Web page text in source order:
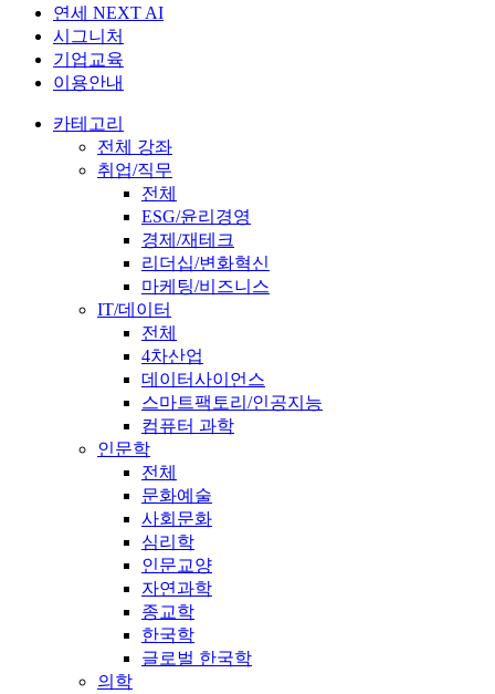
연세 NEXT AI
시그니처
기업교육
이용안내
카테고리
전체 강좌
취업/직무
전체
ESG/윤리경영
경제/재테크
리더십/변화혁신
마케팅/비즈니스
IT/데이터
전체
4차산업
데이터사이언스
스마트팩토리/인공지능
컴퓨터 과학
인문학
전체
문화예술
사회문화
심리학
인문교양
자연과학
종교학
한국학
글로벌 한국학
의학